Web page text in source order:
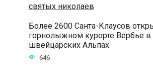
Более 2600 Санта-Клаусов
горнолыжном курорте Вербье в
швейцарских Альпах
646